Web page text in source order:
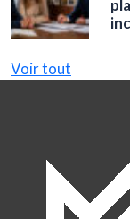
Voir tout